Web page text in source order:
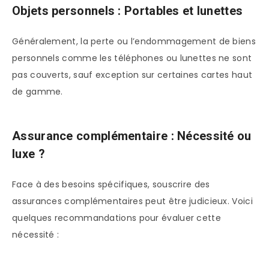
Objets personnels : Portables et lunettes
Généralement, la perte ou l’endommagement de biens
personnels comme les téléphones ou lunettes ne sont
pas couverts, sauf exception sur certaines cartes haut
de gamme.
Assurance complémentaire : Nécessité ou
luxe ?
Face à des besoins spécifiques, souscrire des
assurances complémentaires peut être judicieux. Voici
quelques recommandations pour évaluer cette
nécessité :